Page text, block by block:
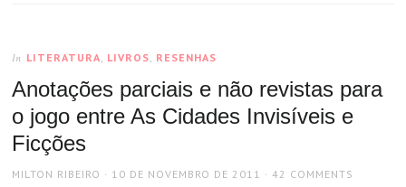
In LITERATURA, LIVROS, RESENHAS
Anotações parciais e não revistas para
o jogo entre As Cidades Invisíveis e
Ficções
AUTHOR
MILTON RIBEIRO
POSTED
10 DE NOVEMBRO DE 2011 42 COMMENTS